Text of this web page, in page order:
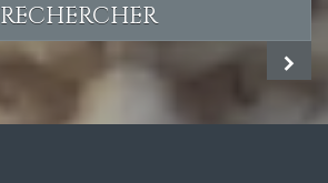
RECHERCHER